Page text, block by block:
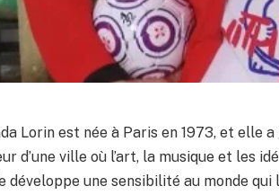
Lorin est née à Paris en 1973, et elle
d’une ville où l’art, la musique et les
développe une sensibilité au monde qui